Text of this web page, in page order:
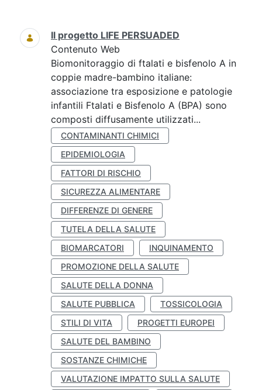
Ricerca
Il progetto LIFE PERSUADED
Contenuto Web
Biomonitoraggio di ftalati e bisfenolo A in
coppie madre-bambino italiane:
associazione tra esposizione e patologie
infantili Ftalati e Bisfenolo A (BPA) sono
composti diffusamente utilizzati...
CONTAMINANTI CHIMICI
EPIDEMIOLOGIA
FATTORI DI RISCHIO
SICUREZZA ALIMENTARE
DIFFERENZE DI GENERE
TUTELA DELLA SALUTE
BIOMARCATORI
INQUINAMENTO
PROMOZIONE DELLA SALUTE
SALUTE DELLA DONNA
SALUTE PUBBLICA
TOSSICOLOGIA
STILI DI VITA
PROGETTI EUROPEI
SALUTE DEL BAMBINO
SOSTANZE CHIMICHE
VALUTAZIONE IMPATTO SULLA SALUTE